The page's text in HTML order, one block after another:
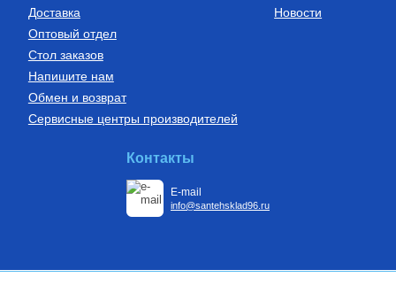
Доставка
Оптовый отдел
Стол заказов
Напишите нам
Обмен и возврат
Сервисные центры производителей
Новости
Контакты
E-mail
info@santehsklad96.ru